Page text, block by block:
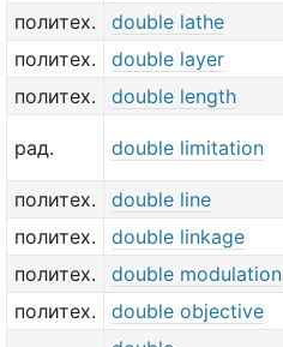
политех.
double lathe
политех.
double layer
политех.
double length
рад. double limitation
политех.
double line
политех.
double linkage
политех.
double modulation
политех.
double objective